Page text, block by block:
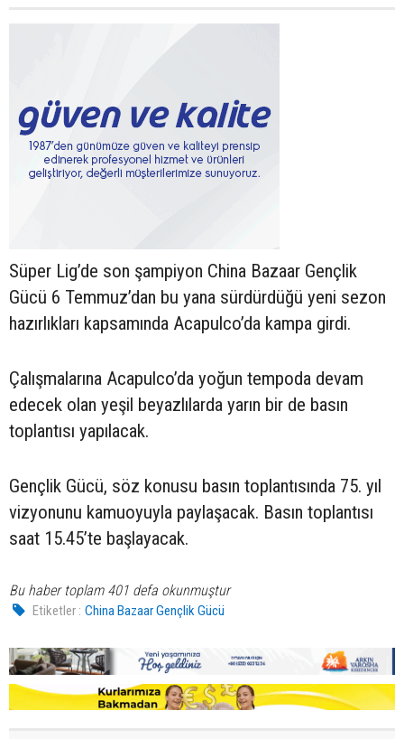
Süper Lig’de son şampiyon China Bazaar Gençlik
Gücü 6 Temmuz’dan bu yana sürdürdüğü yeni sezon
hazırlıkları kapsamında Acapulco’da kampa girdi.
Çalışmalarına Acapulco’da yoğun tempoda devam
edecek olan yeşil beyazlılarda yarın bir de basın
toplantısı yapılacak.
Gençlik Gücü, söz konusu basın toplantısında 75. yıl
vizyonunu kamuoyuyla paylaşacak. Basın toplantısı
saat 15.45’te başlayacak.
Bu haber toplam 401 defa okunmuştur
Etiketler : China Bazaar Gençlik Gücü